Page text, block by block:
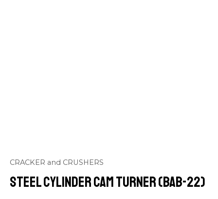
CRACKER and CRUSHERS
STEEL CYLINDER Cam Turner (BAB-22)